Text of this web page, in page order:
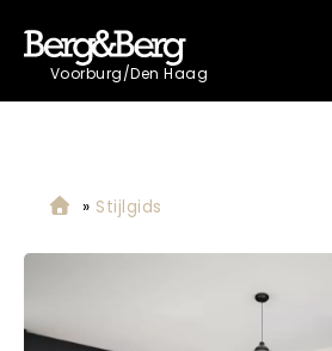
Voorburg/Den Haag
» Stijlgids